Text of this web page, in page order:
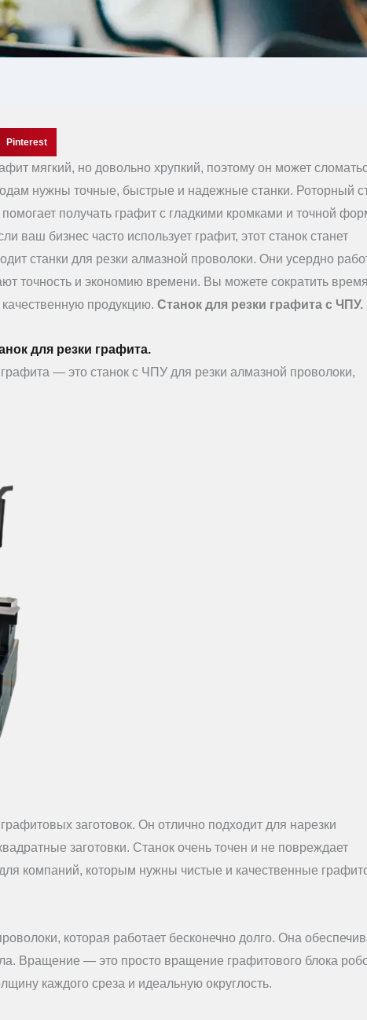
Pinterest
мягкий, но довольно хрупкий, поэтому он может
нужны точные, быстрые и надежные станки. Роторный
получать графит с гладкими кромками и точной
ваш бизнес часто использует графит, этот станок станет
станки для резки алмазной проволоки. Они усердно
точность и экономию времени. Вы можете сократить
продукцию. Станок для резки графита с ЧПУ.
для резки графита.
— это станок с ЧПУ для резки алмазной проволоки,
заготовок. Он отлично подходит для нарезки
заготовки. Станок очень точен и не повреждает
компаний, которым нужны чистые и качественные
которая работает бесконечно долго. Она
Вращение — это просто вращение графитового блока
каждого среза и идеальную округлость.